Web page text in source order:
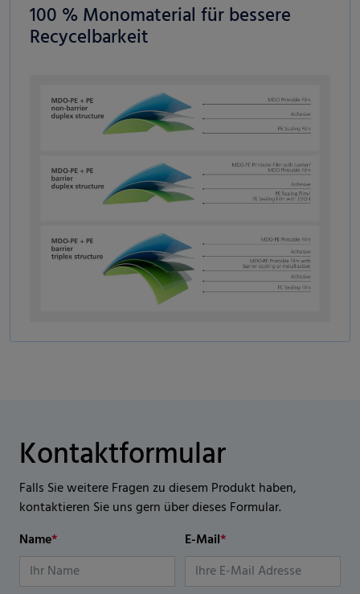
100 % Monomaterial für bessere
Recycelbarkeit
Kontaktformular
Falls Sie weitere Fragen zu diesem Produkt haben,
kontaktieren Sie uns gern über dieses Formular.
Name* E-Mail*